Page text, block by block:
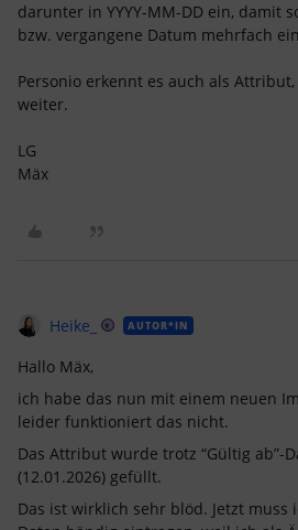
darunter in YYYY-MM-DD ein, damit
bzw. vergangene Datum mehrfach
Personio erkennt es auch als
weiter.
LG
Mäx
Heike_ AUTOR*IN
Hallo Mäx,
ich habe das nun mit einem neuen
leider funktioniert das nicht.
Das Attribut wurde trotz “Gültig ab”-
(12.01.2026) gefüllt.
Das ist wirklich sehr blöd. Jetzt muss